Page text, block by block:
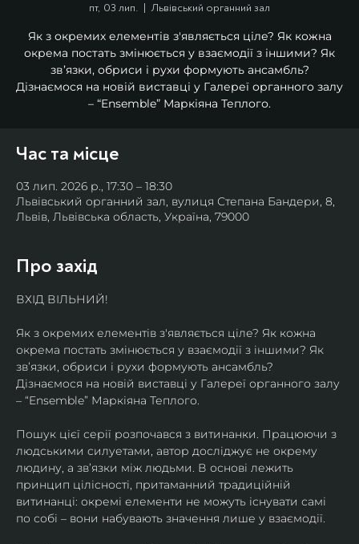
пт, 03 лип.
  |
Львівський органний зал
Як з окремих елементів з'являється ціле? Як кожна
окрема постать змінюється у взаємодії з іншими? Як
зв’язки, обриси і рухи формують ансамбль?
Дізнаємося на новій виставці у Галереї органного залу
– “Ensemble” Маркіяна Теплого.
Час та місце
03 лип. 2026 р., 17:30 – 18:30
Львівський органний зал, вулиця Степана Бандери, 8,
Львів, Львівська область, Україна, 79000
Про захід
ВХІД ВІЛЬНИЙ!
Як з окремих елементів з'являється ціле? Як кожна
окрема постать змінюється у взаємодії з іншими? Як
зв’язки, обриси і рухи формують ансамбль?
Дізнаємося на новій виставці у Галереї органного залу
– “Ensemble” Маркіяна Теплого.
Пошук цієї серії розпочався з витинанки. Працюючи з
людськими силуетами, автор досліджує не окрему
людину, а зв’язки між людьми. В основі лежить
принцип цілісності, притаманний традиційній
витинанці: окремі елементи не можуть існувати самі
по собі – вони набувають значення лише у взаємодії.